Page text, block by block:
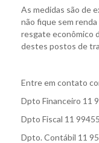
As medidas são de
não fique sem
resgate econômico
destes postos de
Entre em contato
Dpto Financeiro 11
Dpto Fiscal 11
Dpto. Contábil 11